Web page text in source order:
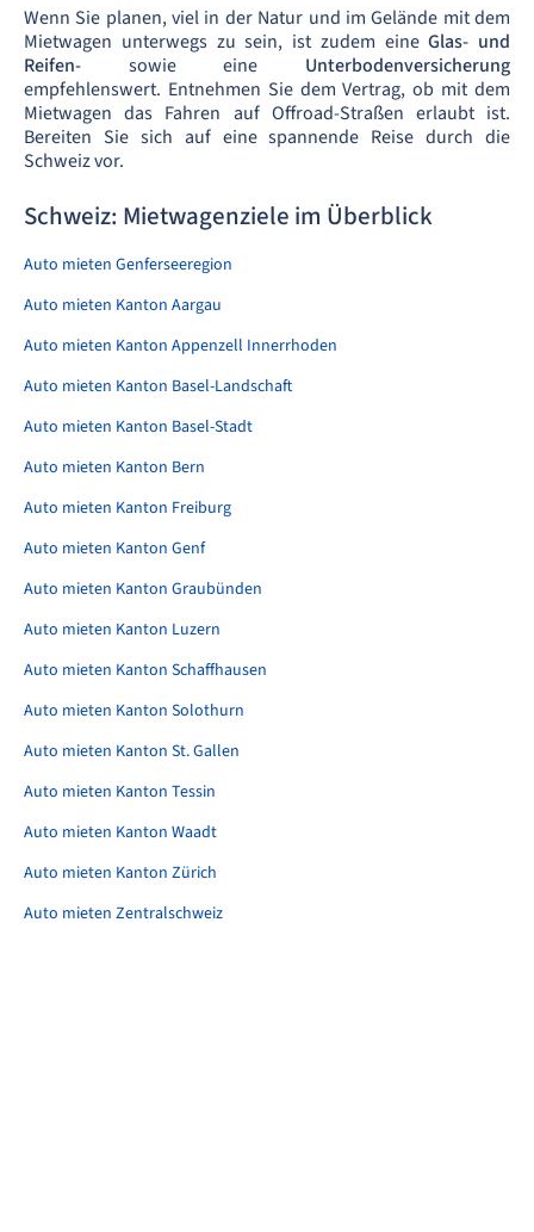
Wenn Sie planen, viel in der Natur und im Gelände mit dem
Mietwagen unterwegs zu sein, ist zudem eineGlas- und
Reifen- sowie eine Unterbodenversicherung
empfehlenswert. Entnehmen Sie dem Vertrag, ob mit dem
Mietwagen das Fahren auf Offroad-Straßen erlaubt ist.
Bereiten Sie sich auf eine spannende Reise durch die
Schweiz vor.
Schweiz: Mietwagenziele im Überblick
Auto mieten Genferseeregion
Auto mieten Kanton Aargau
Auto mieten Kanton Appenzell Innerrhoden
Auto mieten Kanton Basel-Landschaft
Auto mieten Kanton Basel-Stadt
Auto mieten Kanton Bern
Auto mieten Kanton Freiburg
Auto mieten Kanton Genf
Auto mieten Kanton Graubünden
Auto mieten Kanton Luzern
Auto mieten Kanton Schaffhausen
Auto mieten Kanton Solothurn
Auto mieten Kanton St. Gallen
Auto mieten Kanton Tessin
Auto mieten Kanton Waadt
Auto mieten Kanton Zürich
Auto mieten Zentralschweiz